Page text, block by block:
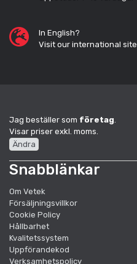
In English?
Visit our international site
Jag beställer som företag.
Visar priser exkl. moms.
Ändra
Snabblänkar
Om Vetek
Försäljningsvillkor
Cookie Policy
Hållbarhet
Kvalitetssystem
Uppförandekod
Verksamhetspolicy